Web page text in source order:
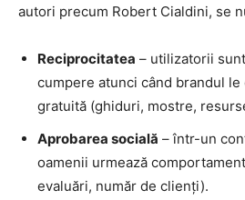
autori precum Robert Cialdini, se
Reciprocitatea – utilizatorii
cumpere atunci când brandul
gratuită (ghiduri, mostre,
Aprobarea socială – într-un
oamenii urmează
evaluări, număr de clienți).